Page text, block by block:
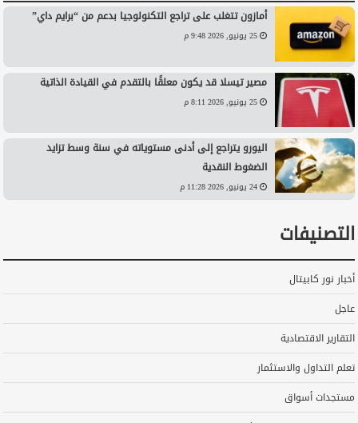
أمازون تتغلب على تراجع التكنولوجيا بدعم من “برايم داي”
25 يونيو, 2026 9:48 م
مصير تيسلا قد يكون معلقًا بالتقدم في القيادة الذاتية
25 يونيو, 2026 8:11 م
اليورو يتراجع إلى أدنى مستوياته في سنة وسط تزايد
الضغوط النقدية
24 يونيو, 2026 11:28 م
التصنيفات
أخبار نور كابيتال
عاجل
التقارير الاقتصادية
تعلم التداول والاستثمار
مستجدات أسواق